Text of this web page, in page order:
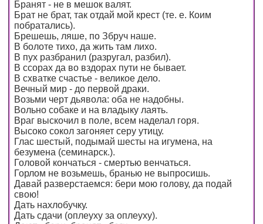
Бранят - не в мешок валят.
Брат не брат, так отдай мой крест (те. е. Коим
побратались).
Брешешь, ляше, по Збруч наше.
В болоте тихо, да жить там лихо.
В пух разбранил (разругал, разбил).
В ссорах да во вздорах пути не бывает.
В схватке счастье - великое дело.
Вечный мир - до первой драки.
Возьми черт дьявола: оба не надобны.
Вольно собаке и на владыку лаять.
Враг выскочил в поле, всем наделал горя.
Высоко сокол загоняет серу утицу.
Глас шестый, подымай шесты на игумена, на
безумена (семинарск.).
Головой кончаться - смертью венчаться.
Горлом не возьмешь, бранью не выпросишь.
Давай разверстаемся: бери мою голову, да подай
свою!
Дать нахлобучку.
Дать сдачи (оплеуху за оплеуху).